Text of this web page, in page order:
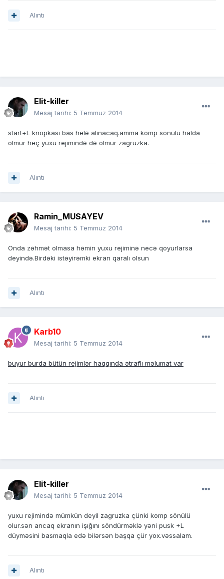
Alıntı
Elit-killer
Mesaj tarihi: 5 Temmuz 2014
start+L knopkası bas helə alınacaq.amma komp sönülü halda
olmur heç yuxu rejimində də olmur zagruzka.
Alıntı
Ramin_MUSAYEV
Mesaj tarihi: 5 Temmuz 2014
Onda zəhmət olmasa həmin yuxu rejiminə necə qoyurlarsa
deyində.Birdəki istəyirəmki ekran qaralı olsun
Alıntı
Karb10
Mesaj tarihi: 5 Temmuz 2014
buyur burda bütün rejimlər haqqında ətraflı məlumat var
Alıntı
Elit-killer
Mesaj tarihi: 5 Temmuz 2014
yuxu rejimində mümkün deyil zagruzka çünki komp sönülü
olur.sən ancaq ekranın işığını söndürməklə yəni pusk +L
düyməsini basmaqla edə bilərsən başqa çür yox.vəssalam.
Alıntı